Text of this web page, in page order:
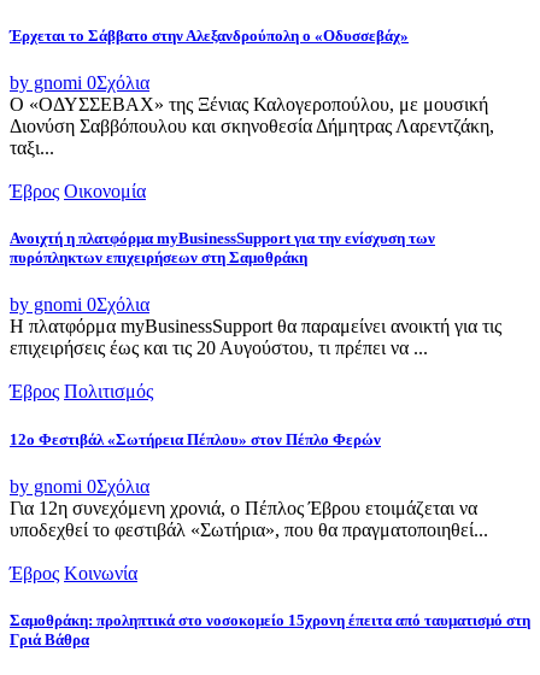
Έρχεται το Σάββατο στην Αλεξανδρούπολη ο «Οδυσσεβάχ»
by gnomi 0Σχόλια
Ο «ΟΔΥΣΣΕΒΑΧ» της Ξένιας Καλογεροπούλου, με μουσική
Διονύση Σαββόπουλου και σκηνοθεσία Δήμητρας Λαρεντζάκη,
ταξι...
Έβρος Οικονομία
Ανοιχτή η πλατφόρμα myBusinessSupport για την ενίσχυση των
πυρόπληκτων επιχειρήσεων στη Σαμοθράκη
by gnomi 0Σχόλια
Η πλατφόρμα myBusinessSupport θα παραμείνει ανοικτή για τις
επιχειρήσεις έως και τις 20 Αυγούστου, τι πρέπει να ...
Έβρος Πολιτισμός
12ο Φεστιβάλ «Σωτήρεια Πέπλου» στον Πέπλο Φερών
by gnomi 0Σχόλια
Για 12η συνεχόμενη χρονιά, ο Πέπλος Έβρου ετοιμάζεται να
υποδεχθεί το φεστιβάλ «Σωτήρια», που θα πραγματοποιηθεί...
Έβρος Κοινωνία
Σαμοθράκη: προληπτικά στο νοσοκομείο 15χρονη έπειτα από ταυματισμό στη
Γριά Βάθρα